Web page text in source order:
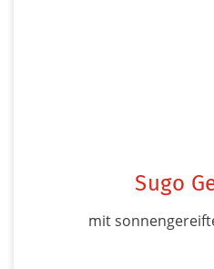
Sugo
mit